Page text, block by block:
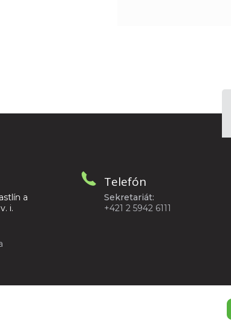
a
i.
Telefón
Sekretariát:
+421 2 5942 6111